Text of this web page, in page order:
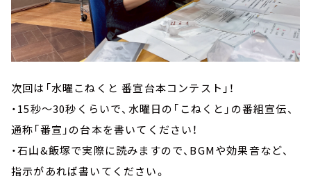
次回は「水曜こねくと 番宣台本コンテスト」！
・15秒～30秒くらいで、水曜日の「こねくと」の番組宣伝、
通称「番宣」の台本を書いてください！
・石山&飯塚で実際に読みますので、BGMや効果音など、
指示があれば書いてください。